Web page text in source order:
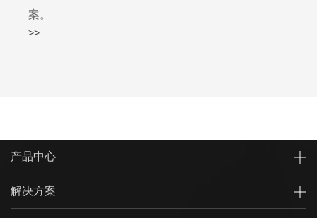
案。
>>
产品中心
解决方案